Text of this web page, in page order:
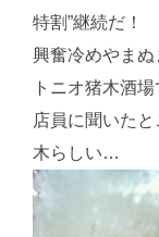
特割”継続だ！
興奮冷めやま
トニオ猪木酒場
店員に聞いた
木らしい…